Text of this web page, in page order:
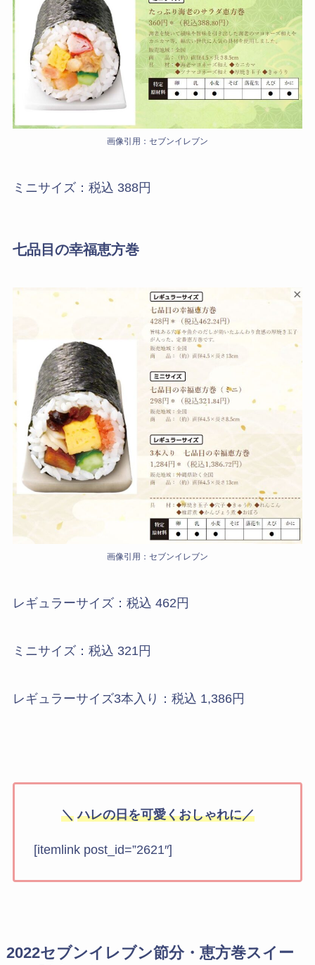
画像引用：セブンイレブン
ミニサイズ：税込 388円
七品目の幸福恵方巻
画像引用：セブンイレブン
レギュラーサイズ：税込 462円
ミニサイズ：税込 321円
レギュラーサイズ3本入り：税込 1,386円
＼ ハレの日を可愛くおしゃれに／
[itemlink post_id=”2621″]
2022セブンイレブン節分・恵方巻スイー